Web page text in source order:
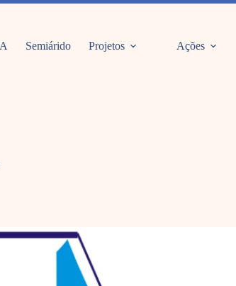
Semiárido Projetos Ações